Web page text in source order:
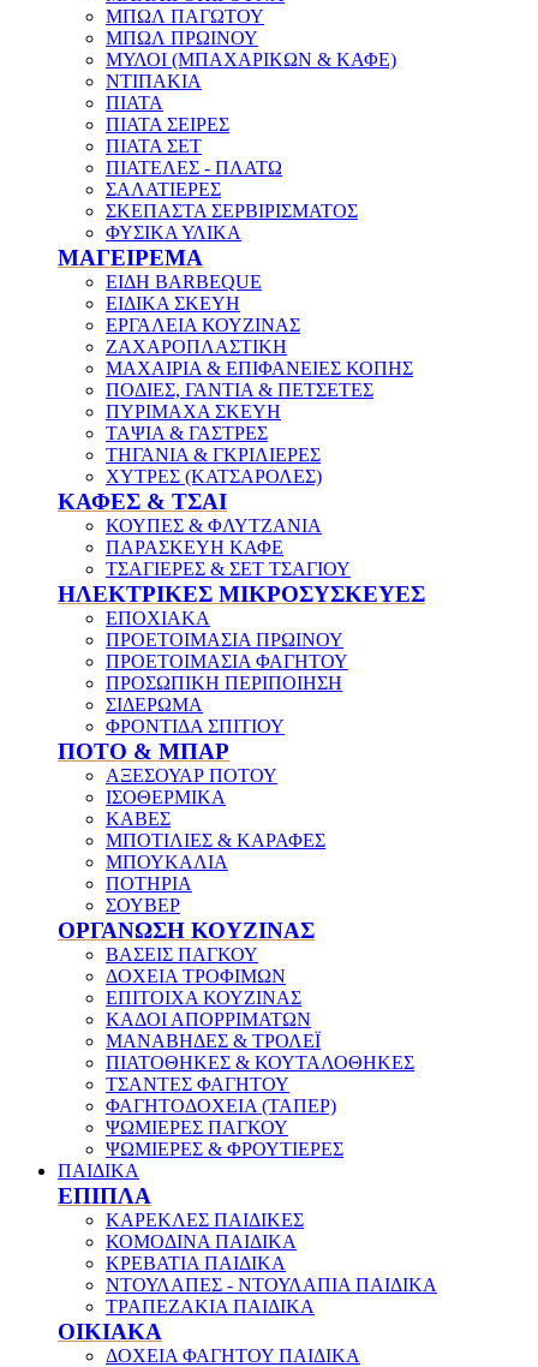
ΜΠΩΛ ΠΑΓΩΤΟΥ
ΜΠΩΛ ΠΡΩΙΝΟΥ
ΜΥΛΟΙ (ΜΠΑΧΑΡΙΚΩΝ & ΚΑΦΕ)
ΝΤΙΠΑΚΙΑ
ΠΙΑΤΑ
ΠΙΑΤΑ ΣΕΙΡΕΣ
ΠΙΑΤΑ ΣΕΤ
ΠΙΑΤΕΛΕΣ - ΠΛΑΤΩ
ΣΑΛΑΤΙΕΡΕΣ
ΣΚΕΠΑΣΤΑ ΣΕΡΒΙΡΙΣΜΑΤΟΣ
ΦΥΣΙΚΑ ΥΛΙΚΑ
ΜΑΓΕΙΡΕΜΑ
ΕΙΔΗ BARBEQUE
ΕΙΔΙΚΑ ΣΚΕΥΗ
ΕΡΓΑΛΕΙΑ ΚΟΥΖΙΝΑΣ
ΖΑΧΑΡΟΠΛΑΣΤΙΚΗ
ΜΑΧΑΙΡΙΑ & ΕΠΙΦΑΝΕΙΕΣ ΚΟΠΗΣ
ΠΟΔΙΕΣ, ΓΑΝΤΙΑ & ΠΕΤΣΕΤΕΣ
ΠΥΡΙΜΑΧΑ ΣΚΕΥΗ
ΤΑΨΙΑ & ΓΑΣΤΡΕΣ
ΤΗΓΑΝΙΑ & ΓΚΡΙΛΙΕΡΕΣ
ΧΥΤΡΕΣ (ΚΑΤΣΑΡΟΛΕΣ)
ΚΑΦΕΣ & ΤΣΑΙ
ΚΟΥΠΕΣ & ΦΛΥΤΖΑΝΙΑ
ΠΑΡΑΣΚΕΥΗ ΚΑΦΕ
ΤΣΑΓΙΕΡΕΣ & ΣΕΤ ΤΣΑΓΙΟΥ
ΗΛΕΚΤΡΙΚΕΣ ΜΙΚΡΟΣΥΣΚΕΥΕΣ
ΕΠΟΧΙΑΚΑ
ΠΡΟΕΤΟΙΜΑΣΙΑ ΠΡΩΙΝΟΥ
ΠΡΟΕΤΟΙΜΑΣΙΑ ΦΑΓΗΤΟΥ
ΠΡΟΣΩΠΙΚΗ ΠΕΡΙΠΟΙΗΣΗ
ΣΙΔΕΡΩΜΑ
ΦΡΟΝΤΙΔΑ ΣΠΙΤΙΟΥ
ΠΟΤΟ & ΜΠΑΡ
ΑΞΕΣΟΥΑΡ ΠΟΤΟΥ
ΙΣΟΘΕΡΜΙΚΑ
ΚΑΒΕΣ
ΜΠΟΤΙΛΙΕΣ & ΚΑΡΑΦΕΣ
ΜΠΟΥΚΑΛΙΑ
ΠΟΤΗΡΙΑ
ΣΟΥΒΕΡ
ΟΡΓΑΝΩΣΗ ΚΟΥΖΙΝΑΣ
ΒΑΣΕΙΣ ΠΑΓΚΟΥ
ΔΟΧΕΙΑ ΤΡΟΦΙΜΩΝ
ΕΠΙΤΟΙΧΑ ΚΟΥΖΙΝΑΣ
ΚΑΔΟΙ ΑΠΟΡΡΙΜΑΤΩΝ
ΜΑΝΑΒΗΔΕΣ & ΤΡΟΛΕΪ
ΠΙΑΤΟΘΗΚΕΣ & ΚΟΥΤΑΛΟΘΗΚΕΣ
ΤΣΑΝΤΕΣ ΦΑΓΗΤΟΥ
ΦΑΓΗΤΟΔΟΧΕΙΑ (ΤΑΠΕΡ)
ΨΩΜΙΕΡΕΣ ΠΑΓΚΟΥ
ΨΩΜΙΕΡΕΣ & ΦΡΟΥΤΙΕΡΕΣ
ΠΑΙΔΙΚΑ
ΕΠΙΠΛΑ
ΚΑΡΕΚΛΕΣ ΠΑΙΔΙΚΕΣ
ΚΟΜΟΔΙΝΑ ΠΑΙΔΙΚΑ
ΚΡΕΒΑΤΙΑ ΠΑΙΔΙΚΑ
ΝΤΟΥΛΑΠΕΣ - ΝΤΟΥΛΑΠΙΑ ΠΑΙΔΙΚΑ
ΤΡΑΠΕΖΑΚΙΑ ΠΑΙΔΙΚΑ
ΟΙΚΙΑΚΑ
ΔΟΧΕΙΑ ΦΑΓΗΤΟΥ ΠΑΙΔΙΚΑ